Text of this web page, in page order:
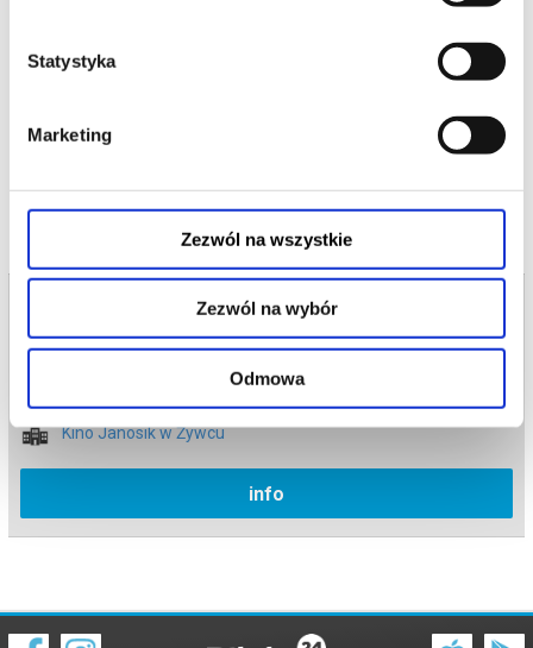
Statystyka
Marketing
Zezwól na wszystkie
Zezwól na wybór
Odmowa
*******
wydarzenia, gwarantujemy automatyczny zwrot środków
potwierdzony komunikatem wysyłanym na adres e-mail, podany
12.06.2026 , g. 15:45 (piątek)
Kino Janosik w Żywcu
info